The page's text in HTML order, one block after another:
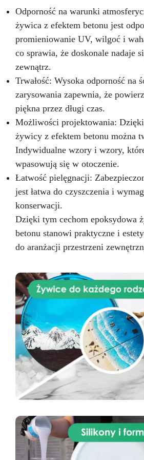
wymagania normy
standardu LEED 4.2. Zakres
epoksydowa odnawiająca i
• wanny • armatura
podłogi • urządzenia AGD •
Odporność na warunki
żywica z efektem betonu jest
promieniowanie UV, wilgoć i
co sprawia, że doskonale nadaje
zewnątrz.
Trwałość: Wysoka odporność na
zarysowania zapewnia, że
piękna przez długi czas.
Możliwości projektowania:
żywicy z efektem betonu można
Indywidualne wzory i wzory,
wpasowują się w otoczenie.
Łatwość pielęgnacji:
jest łatwa do czyszczenia i
konserwacji.
Dzięki tym cechom epoksydowa
betonu stanowi praktyczne i
do aranżacji przestrzeni